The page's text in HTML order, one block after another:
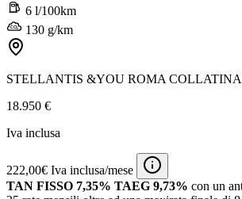
6 l/100km
130 g/km
STELLANTIS &YOU ROMA COLLATINA
18.950 €
Iva inclusa
222,00€ Iva inclusa/mese
TAN FISSO 7,35% TAEG 9,73% con un